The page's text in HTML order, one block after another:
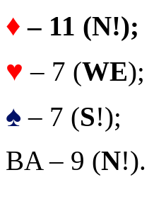
♦ – 11 (N!);
♥ – 7 (WE);
♠ – 7 (S!);
BA – 9 (N!).